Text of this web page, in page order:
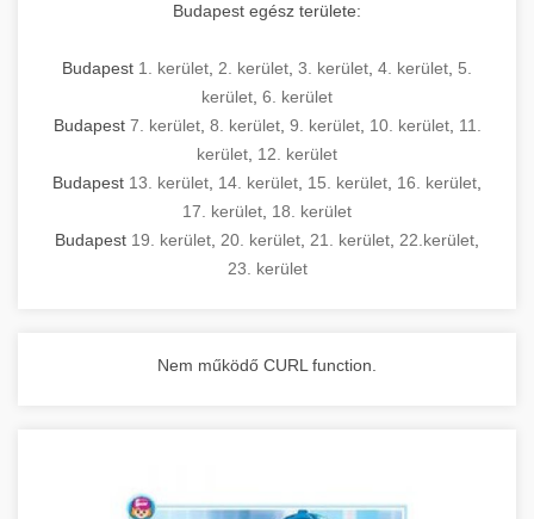
Budapest egész területe:
Budapest 1. kerület 2. kerület 3. kerület 4. kerület 5.
kerület 6. kerület
Budapest 7. kerület, 8. kerület, 9. kerület, 10. kerület, 11.
kerület 12. kerület
Budapest 13. kerület 14. kerület 15. kerület 16. kerület
17. kerület 18. kerület
Budapest 19. kerület 20. kerület 21. kerület 22.kerület
23. kerület
Nem működő CURL function.